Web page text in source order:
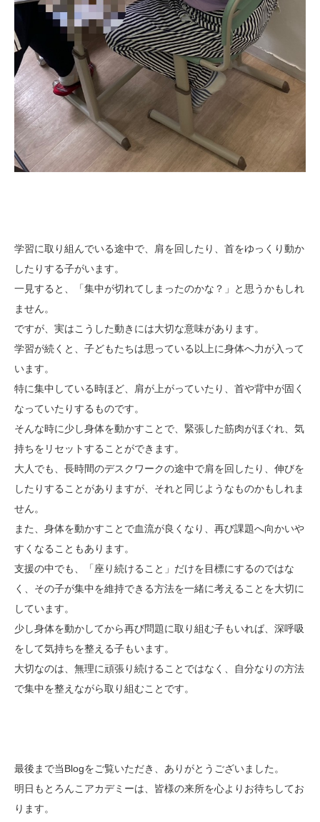
学習に取り組んでいる途中で、肩を回したり、首をゆっくり動か
したりする子がいます。
一見すると、「集中が切れてしまったのかな？」と思うかもしれ
ません。
ですが、実はこうした動きには大切な意味があります。
学習が続くと、子どもたちは思っている以上に身体へ力が入って
います。
特に集中している時ほど、肩が上がっていたり、首や背中が固く
なっていたりするものです。
そんな時に少し身体を動かすことで、緊張した筋肉がほぐれ、気
持ちをリセットすることができます。
大人でも、長時間のデスクワークの途中で肩を回したり、伸びを
したりすることがありますが、それと同じようなものかもしれま
せん。
また、身体を動かすことで血流が良くなり、再び課題へ向かいや
すくなることもあります。
支援の中でも、「座り続けること」だけを目標にするのではな
く、その子が集中を維持できる方法を一緒に考えることを大切に
しています。
少し身体を動かしてから再び問題に取り組む子もいれば、深呼吸
をして気持ちを整える子もいます。
大切なのは、無理に頑張り続けることではなく、自分なりの方法
で集中を整えながら取り組むことです。
最後まで当Blogをご覧いただき、ありがとうございました。
明日もとろんこアカデミーは、皆様の来所を心よりお待ちしてお
ります。